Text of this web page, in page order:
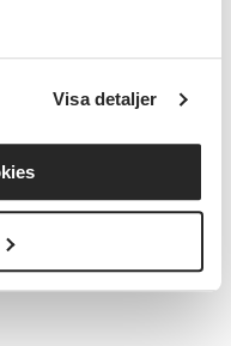
Visa detaljer
bra om du anger
ca en vecka
något ändras. Vi
in cirklar med för
inte i